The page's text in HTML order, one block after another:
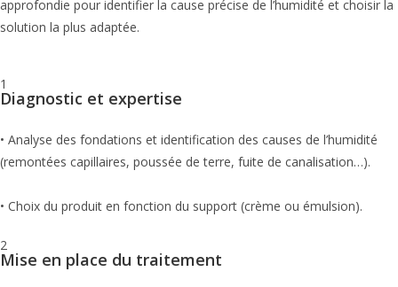
approfondie pour identifier la cause précise de l’humidité et choisir la
solution la plus adaptée.
1
Diagnostic et expertise
• Analyse des fondations et identification des causes de l’humidité
(remontées capillaires, poussée de terre, fuite de canalisation…).
• Choix du produit en fonction du support (crème ou émulsion).
2
Mise en place du traitement